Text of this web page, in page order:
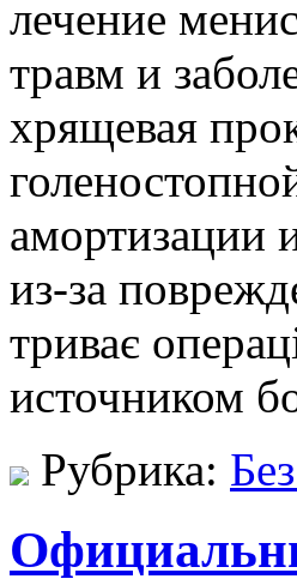
лечение
травм и
хрящевая
амортизации
из-за
триває
источником
Рубрика: